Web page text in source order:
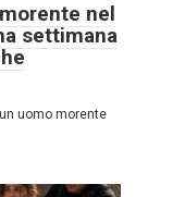
nel
settimana
uomo morente